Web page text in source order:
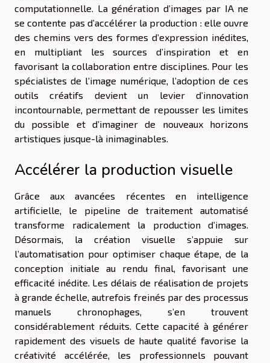
computationnelle. La génération d’images par IA ne
se contente pas d’accélérer la production : elle ouvre
des chemins vers des formes d’expression inédites,
en multipliant les sources d’inspiration et en
favorisant la collaboration entre disciplines. Pour les
spécialistes de l’image numérique, l’adoption de ces
outils créatifs devient un levier d’innovation
incontournable, permettant de repousser les limites
du possible et d’imaginer de nouveaux horizons
artistiques jusque-là inimaginables.
Accélérer la production visuelle
Grâce aux avancées récentes en intelligence
artificielle, le pipeline de traitement automatisé
transforme radicalement la production d’images.
Désormais, la création visuelle s’appuie sur
l’automatisation pour optimiser chaque étape, de la
conception initiale au rendu final, favorisant une
efficacité inédite. Les délais de réalisation de projets
à grande échelle, autrefois freinés par des processus
manuels chronophages, s’en trouvent
considérablement réduits. Cette capacité à générer
rapidement des visuels de haute qualité favorise la
créativité accélérée, les professionnels pouvant